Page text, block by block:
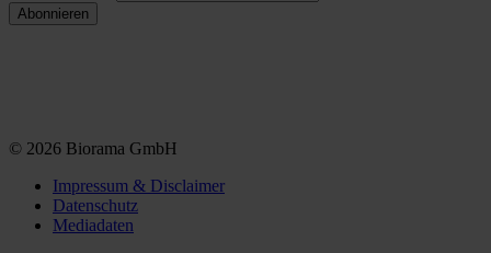
© 2026 Biorama GmbH
Impressum & Disclaimer
Datenschutz
Mediadaten